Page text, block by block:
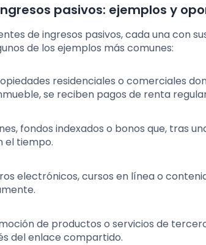
pasivos: ejemplos y
de ingresos pasivos, cada una con
de los ejemplos más comunes:
residenciales o comerciales
se reciben pagos de renta
fondos indexados o bonos que, tras
el tiempo.
electrónicos, cursos en línea o
de productos o servicios de
del enlace compartido.